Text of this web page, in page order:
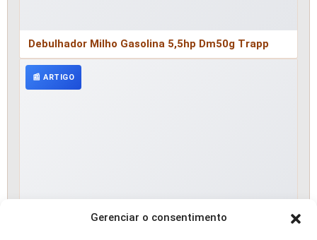
Gerenciar o consentimento
Debulhador Milho Gasolina 5,5hp Dm50g Trapp
📰 ARTIGO